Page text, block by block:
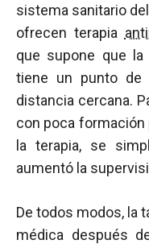
sistema sanitario
ofrecen terapia
que supone que
tiene un punto de
distancia cercana.
con poca
la terapia, se
aumentó la
De todos modos, la
médica después